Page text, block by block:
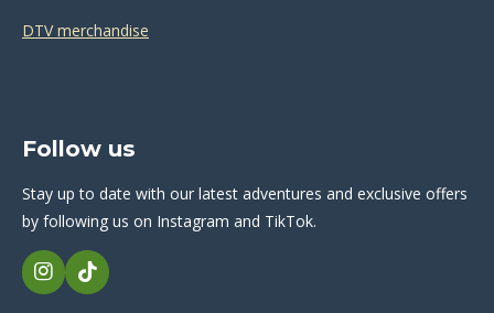
DTV merchandise
Follow us
Stay up to date with our latest adventures and exclusive offers
by following us on Instagram and TikTok.
I
n
T
i